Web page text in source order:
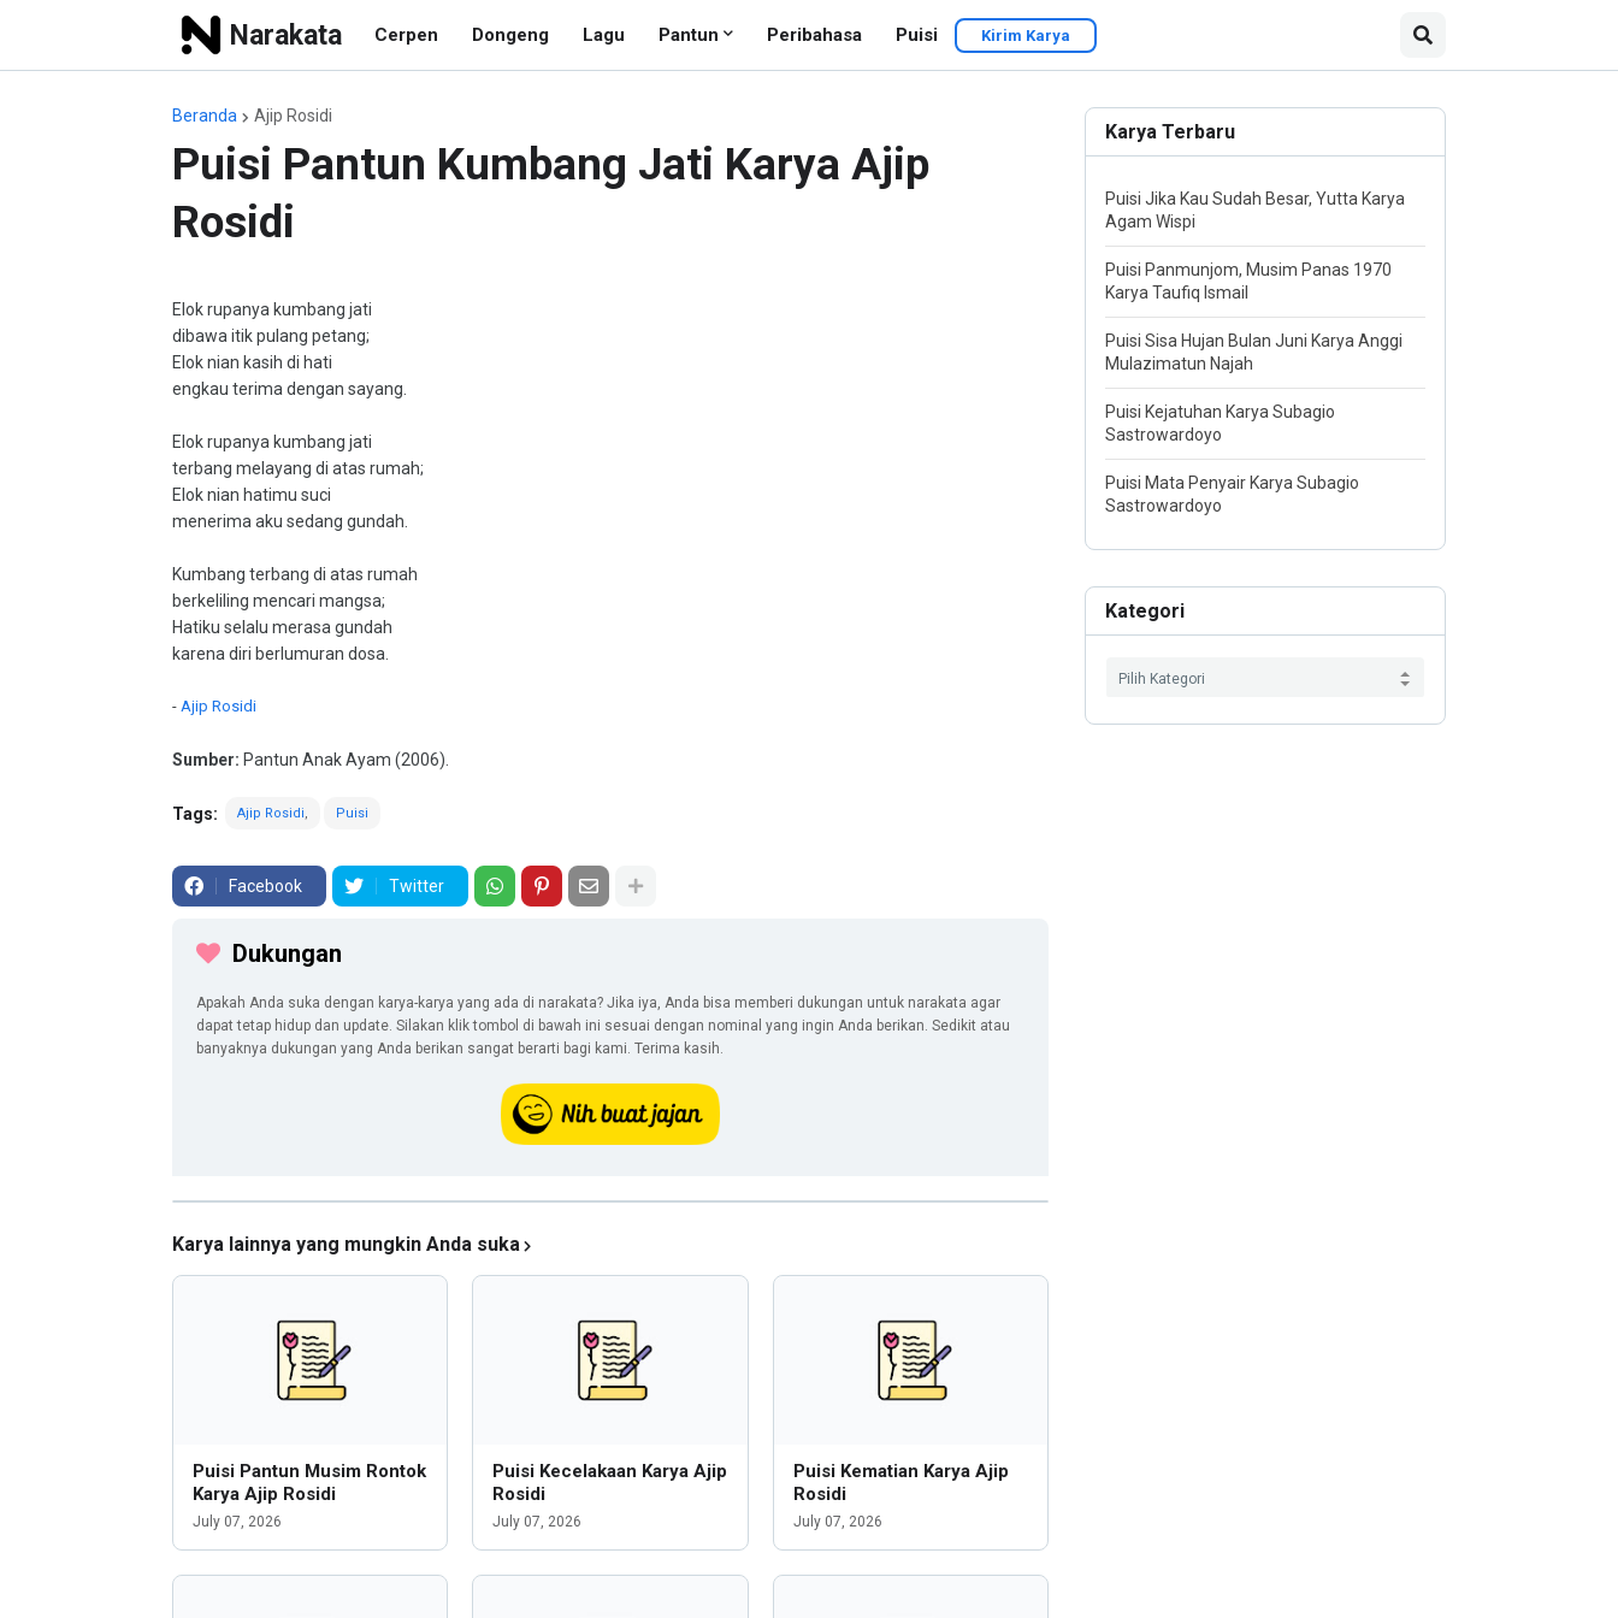
Narakata Cerpen Dongeng Lagu Pantun Peribahasa Puisi Kirim Karya
Beranda Ajip Rosidi
Puisi Pantun Kumbang Jati Karya Ajip
Rosidi
Elok rupanya kumbang jati
dibawa itik pulang petang;
Elok nian kasih di hati
engkau terima dengan sayang.
Elok rupanya kumbang jati
terbang melayang di atas rumah;
Elok nian hatimu suci
menerima aku sedang gundah.
Kumbang terbang di atas rumah
berkeliling mencari mangsa;
Hatiku selalu merasa gundah
karena diri berlumuran dosa.
- Ajip Rosidi
Sumber: Pantun Anak Ayam (2006).
Tags: Ajip Rosidi Puisi
Facebook Twitter
Dukungan
Apakah Anda suka dengan karya-karya yang ada di narakata? Jika iya, Anda bisa memberi dukungan untuk narakata agar
dapat tetap hidup dan update. Silakan klik tombol di bawah ini sesuai dengan nominal yang ingin Anda berikan. Sedikit atau
banyaknya dukungan yang Anda berikan sangat berarti bagi kami. Terima kasih.
Karya lainnya yang mungkin Anda suka
Puisi Pantun Musim Rontok
Karya Ajip Rosidi
July 07, 2026
Puisi Kecelakaan Karya Ajip
Rosidi
July 07, 2026
Puisi Kematian Karya Ajip
Rosidi
July 07, 2026
Karya Terbaru
Puisi Jika Kau Sudah Besar, Yutta Karya
Agam Wispi
Puisi Panmunjom, Musim Panas 1970
Karya Taufiq Ismail
Puisi Sisa Hujan Bulan Juni Karya Anggi
Mulazimatun Najah
Puisi Kejatuhan Karya Subagio
Sastrowardoyo
Puisi Mata Penyair Karya Subagio
Sastrowardoyo
Kategori